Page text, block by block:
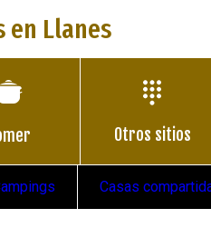
en Llanes
Otros sitios
Casas